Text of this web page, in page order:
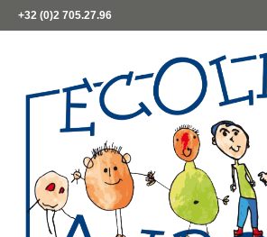
+32 (0)2 705.27.96